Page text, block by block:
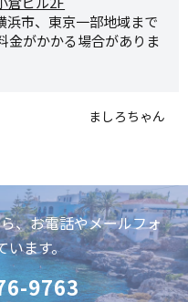
浜市、東京一部地域まで
金がかかる場合がありま
ましろちゃん
、お電話やメールフォ
います。
9763